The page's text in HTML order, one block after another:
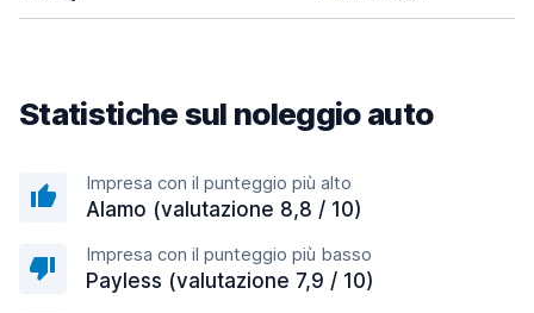
Statistiche sul noleggio auto
Impresa con il punteggio più alto
Alamo (valutazione 8,8 / 10)
Impresa con il punteggio più basso
Payless (valutazione 7,9 / 10)